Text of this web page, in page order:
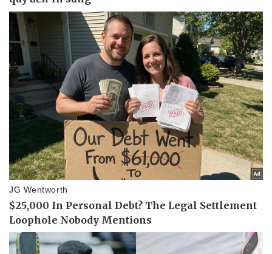
Thể thao
Bóng đá
Lịch thi đấu bóng đá
Thế giới thể thao
eSports
Hậu trường
Ô tô - Xe máy
Ô tô
Xe máy